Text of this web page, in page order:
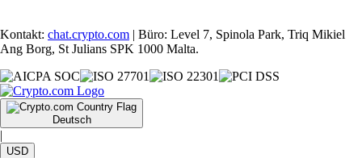
Kontakt: chat.crypto.com | Büro: Level 7, Spinola Park, Triq Mikiel
Ang Borg, St Julians SPK 1000 Malta.
Deutsch
|
USD